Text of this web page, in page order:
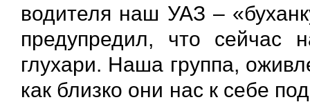
водителя наш УАЗ –
предупредил, что сейчас
глухари. Наша группа,
как близко они нас к себе